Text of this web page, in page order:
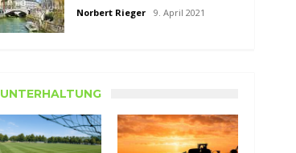
Norbert Rieger 9. April 2021
UNTERHALTUNG